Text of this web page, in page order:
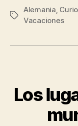
Tags
Alemania,
Vacaciones
Los